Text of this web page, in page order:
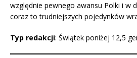
względnie pewnego awansu Polki i w
coraz to trudniejszych pojedynków
Typ redakcji: Świątek poniżej 12,5